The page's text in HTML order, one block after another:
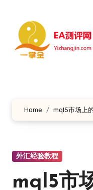
Home mql5市场上
外汇经验教程
mql5市